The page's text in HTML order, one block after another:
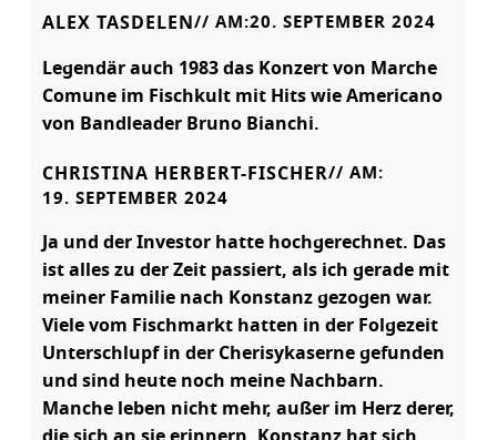
ALEX TASDELEN // AM:20. SEPTEMBER 2024
Legendär auch 1983 das Konzert von Marche
Comune im Fischkult mit Hits wie Americano
von Bandleader Bruno Bianchi.
CHRISTINA HERBERT-FISCHER// AM:
19. SEPTEMBER 2024
Ja und der Investor hatte hochgerechnet. Das
ist alles zu der Zeit passiert, als ich gerade mit
meiner Familie nach Konstanz gezogen war.
Viele vom Fischmarkt hatten in der Folgezeit
Unterschlupf in der Cherisykaserne gefunden
und sind heute noch meine Nachbarn.
Manche leben nicht mehr, außer im Herz derer,
die sich an sie erinnern. Konstanz hat sich